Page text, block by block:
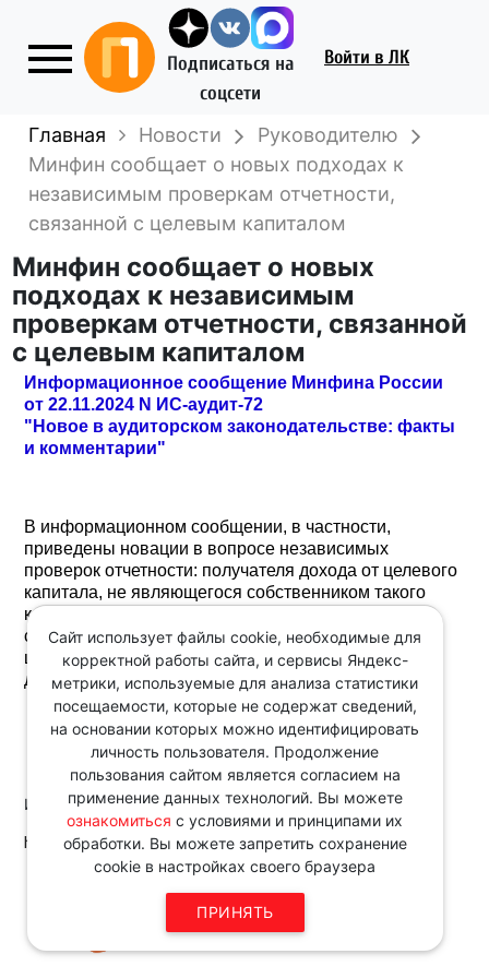
Подписаться на
соцсети
Войти в ЛК
Главная Новости
Руководителю
Минфин сообщает о новых подходах к
независимым проверкам отчетности,
связанной с целевым капиталом
Минфин сообщает о новых
подходах к независимым
проверкам отчетности, связанной
с целевым капиталом
Информационное сообщение Минфина России
от 22.11.2024 N ИС-аудит-72
"Новое в аудиторском законодательстве: факты
и комментарии"
В информационном сообщении, в частности,
приведены новации в вопросе независимых
проверок отчетности: получателя дохода от целевого
капитала, не являющегося собственником такого
капитала; НКО - собственника целевого капитала;
специализированной организации управления
целевым капиталом; управляющей компании по
доверительному управлению целевым капиталом.
Источник:
http://www.consultant.ru
Сайт использует файлы cookie, необходимые для
корректной работы сайта, и сервисы Яндекс-
метрики, используемые для анализа статистики
посещаемости, которые не содержат сведений,
на основании которых можно идентифицировать
личность пользователя. Продолжение
пользования сайтом является согласием на
применение данных технологий. Вы можете
ознакомиться с условиями и принципами их
обработки. Вы можете запретить сохранение
cookie в настройках своего браузера
ПРИНЯТЬ
Звоните по телефону в рабочие
дни с 9:00 до 18:00